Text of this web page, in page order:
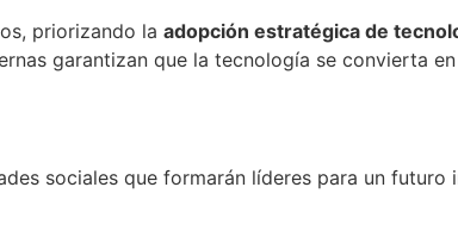
priorizando la adopción estratégica de
garantizan que la tecnología se convierta
sociales que formarán líderes para un futuro